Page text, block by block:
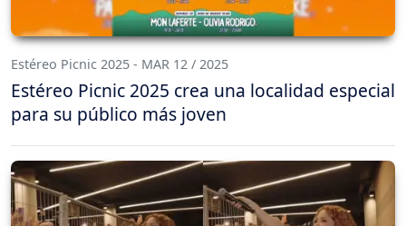
Estéreo Picnic 2025 - MAR 12 / 2025
Estéreo Picnic 2025 crea una localidad especial
para su público más joven